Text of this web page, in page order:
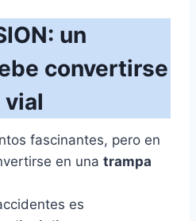
un
convertirse
vial
fascinantes, pero en
en una trampa
es